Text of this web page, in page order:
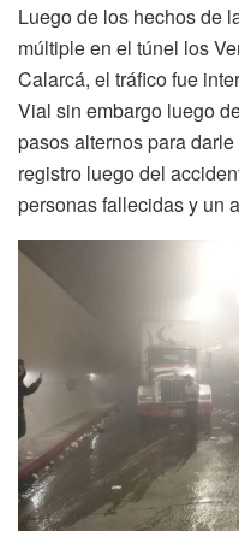
Luego de los hechos de
múltiple en el túnel los
Calarcá, el tráfico fue
Vial sin embargo luego
pasos alternos para
registro luego del
personas fallecidas y un